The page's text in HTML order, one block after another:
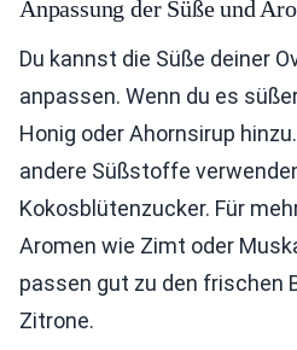
Anpassung der Süße und
Du kannst die Süße deiner
anpassen. Wenn du es
Honig oder Ahornsirup
andere Süßstoffe
Kokosblütenzucker. Für
Aromen wie Zimt oder
passen gut zu den frischen
Zitrone.